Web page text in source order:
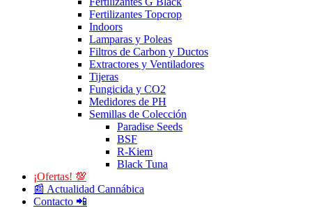
Fertilizantes Topcrop
Indoors
Lamparas y Poleas
Filtros de Carbon y Ductos
Extractores y Ventiladores
Tijeras
Fungicida y CO2
Medidores de PH
Semillas de Colección
Paradise Seeds
BSF
R-Kiem
Black Tuna
¡Ofertas! 💯
📰 Actualidad Cannábica
Contacto 📲